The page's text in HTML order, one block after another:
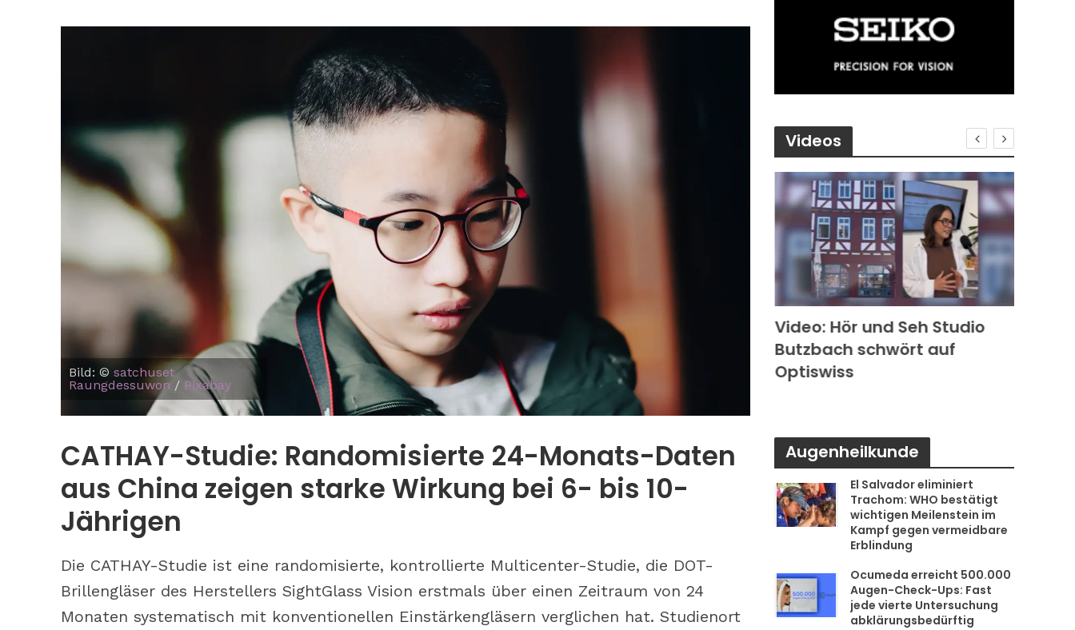
Bild: © satchuset
Raungdessuwon / Pixabay
CATHAY-Studie: Randomisierte 24-Monats-Daten
aus China zeigen starke Wirkung bei 6- bis 10-
Jährigen
Die CATHAY-Studie ist eine randomisierte, kontrollierte Multicenter-Studie, die DOT-
Brillengläser des Herstellers SightGlass Vision erstmals über einen Zeitraum von 24
Monaten systematisch mit konventionellen Einstärkengläsern verglichen hat. Studienort
Videos
Tipps: So berät man zu
phototropen Gläsern
Zu Besuch bei S wie Optik in
Nürnberg: Was bringen
Bestandskunden-Events
beim Augenoptiker?
Video: Hör und Seh Studio
Butzbach schwört auf
Optiswiss
Augenheilkunde
El Salvador eliminiert
Trachom: WHO bestätigt
wichtigen Meilenstein im
Kampf gegen vermeidbare
Erblindung
Ocumeda erreicht 500.000
Augen-Check-Ups: Fast
jede vierte Untersuchung
abklärungsbedürftig